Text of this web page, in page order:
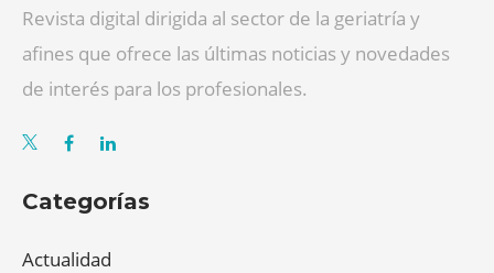
Revista digital dirigida al sector de la geriatría y
afines que ofrece las últimas noticias y novedades
de interés para los profesionales.
Categorías
Actualidad